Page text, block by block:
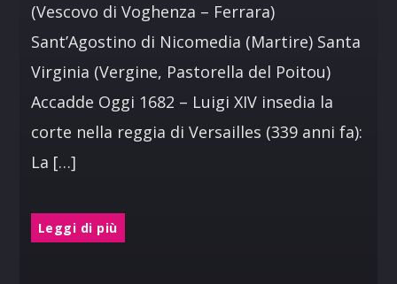
(Vescovo di Voghenza – Ferrara)
Sant’Agostino di Nicomedia (Martire) Santa
Virginia (Vergine, Pastorella del Poitou)
Accadde Oggi 1682 – Luigi XIV insedia la
corte nella reggia di Versailles (339 anni fa):
La […]
Leggi di più